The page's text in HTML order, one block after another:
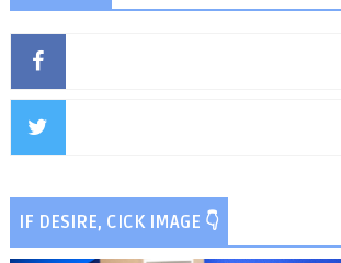
IF DESIRE, CICK IMAGE 👇